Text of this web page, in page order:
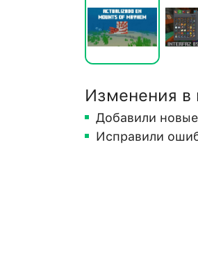
Изменения в
Добавили
Исправили